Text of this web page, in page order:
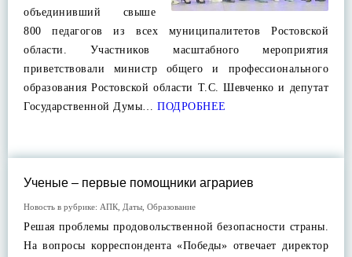
объединивший свыше
800 педагогов из всех муниципалитетов Ростовской
области. Участников масштабного мероприятия
приветствовали министр общего и профессионального
образования Ростовской области Т.С. Шевченко и депутат
Государственной Думы… ПОДРОБНЕЕ
Ученые – первые помощники аграриев
Новость в рубрике: АПК Даты Образование
Решая проблемы продовольственной безопасности страны.
На вопросы корреспондента «Победы» отвечает директор